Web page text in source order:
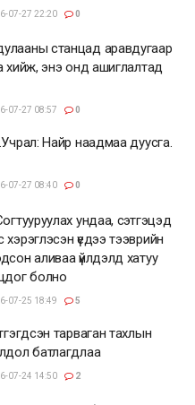
07-27 22:20 0
станцад аравдугаар
хийж, энэ онд ашиглалтад
07-27 08:57 0
Найр наадмаа дуусга.
07-27 08:40 0
ундаа, сэтгэцэд
үедээ тээврийн
аливаа үйлдэлд хатуу
болно
07-25 18:49 5
тарваган тахлын
батлагдлаа
07-24 14:50 2